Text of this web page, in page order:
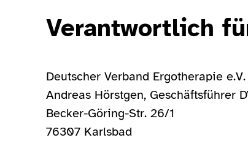
Verantwortlich
Deutscher Verband Ergotherapie e.V.
Andreas Hörstgen, Geschäftsführer
Becker-Göring-Str. 26/1
76307 Karlsbad